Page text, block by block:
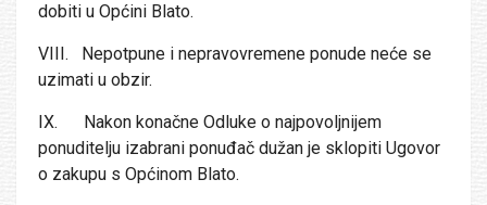
dobiti u Općini Blato.
VIII. Nepotpune i nepravovremene ponude neće se
uzimati u obzir.
IX. Nakon konačne Odluke o najpovoljnijem
ponuditelju izabrani ponuđač dužan je sklopiti Ugovor
o zakupu s Općinom Blato.